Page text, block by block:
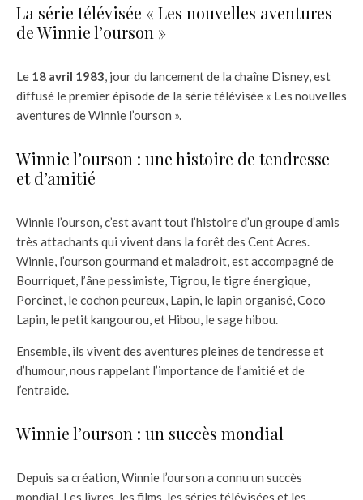
La série télévisée « Les nouvelles aventures
de Winnie l’ourson »
Le 18 avril 1983 , jour du lancement de la chaîne Disney, est
diffusé le premier épisode de la série télévisée « Les nouvelles
aventures de Winnie l’ourson ».
Winnie l’ourson : une histoire de tendresse
et d’amitié
Winnie l’ourson, c’est avant tout l’histoire d’un groupe d’amis
très attachants qui vivent dans la forêt des Cent Acres.
Winnie, l’ourson gourmand et maladroit, est accompagné de
Bourriquet, l’âne pessimiste, Tigrou, le tigre énergique,
Porcinet, le cochon peureux, Lapin, le lapin organisé, Coco
Lapin, le petit kangourou, et Hibou, le sage hibou.
Ensemble, ils vivent des aventures pleines de tendresse et
d’humour, nous rappelant l’importance de l’amitié et de
l’entraide.
Winnie l’ourson : un succès mondial
Depuis sa création, Winnie l’ourson a connu un succès
mondial. Les livres, les films, les séries télévisées et les